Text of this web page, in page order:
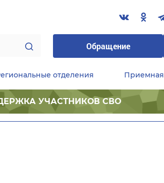
Обращение
отделения Приемная
УЧАСТНИКОВ СВО